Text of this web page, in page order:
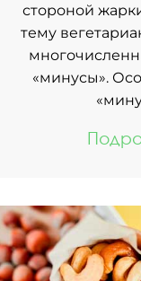
стороной
тему
«минусы».